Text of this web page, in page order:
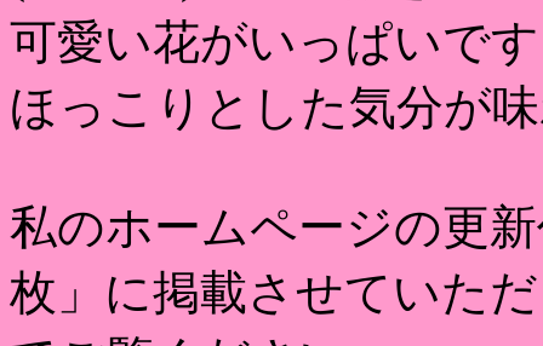
可愛い花がいっぱいで
ほっこりとした気分が
私のホームページの更
枚」に掲載させていた